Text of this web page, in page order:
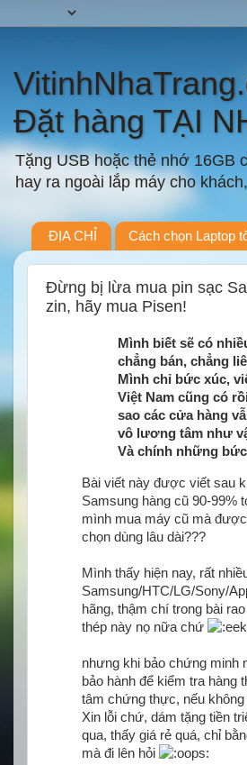
Đặt hàng TẠI
Tặng USB hoặc thẻ nhớ 16GB
hay ra ngoài lắp máy cho
ĐỊA CHỈ Cách chọn Laptop
Đừng bị lừa mua pin sạc
zin, hãy mua Pisen!
Mình biết sẽ có
chẳng bán, chẳng
Mình chỉ bức xúc,
Việt Nam cũng có
sao các cửa hàng
vô lương tâm như
Và chính những
Bài viết này được viết sau
Samsung hàng cũ 90-99%
mình mua máy cũ mà
chọn dùng lâu dài???
Mình thấy hiện nay, rất
Samsung/HTC/LG/Sony/
hãng, thậm chí trong bài
thép này nọ nữa chứ
nhưng khi bảo chứng minh
bảo hành để kiểm tra hàng
tâm chứng thực, nếu
Xin lỗi chứ, dám tặng tiền
qua, thấy giá rẻ quá, chỉ
mà đi lên hỏi